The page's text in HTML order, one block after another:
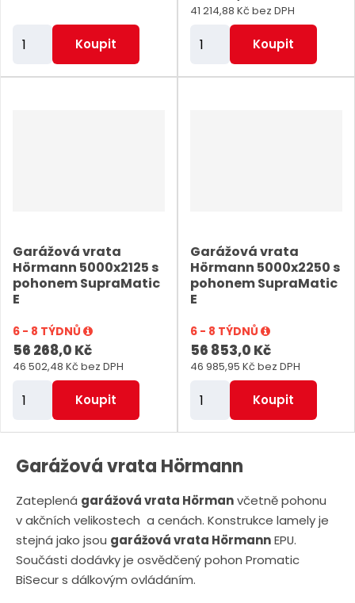
ě
t
Koupit
41 214,88 Kč bez DPH
ě
t
Koupit
Garážová vrata
Hörmann 5000x2125 s
pohonem SupraMatic
E
56 268,0 Kč
46 502,48 Kč bez DPH
ě
n
t
p
o
č
Koupit
6 - 8 TÝDNŮ
Garážová vrata
Hörmann 5000x2250 s
pohonem SupraMatic
E
56 853,0 Kč
46 985,95 Kč bez DPH
ě
n
t
p
o
č
Koupit
6 - 8 TÝDNŮ
Garážová vrata Hörmann
Zateplená garážová vrata Hörmanvčetně pohonu
v akčních velikostech a cenách. Konstrukce lamely je
stejná jako jsou garážová vrata HörmannEPU.
Součásti dodávky je osvědčený pohon Promatic
BiSecur s dálkovým ovládáním.